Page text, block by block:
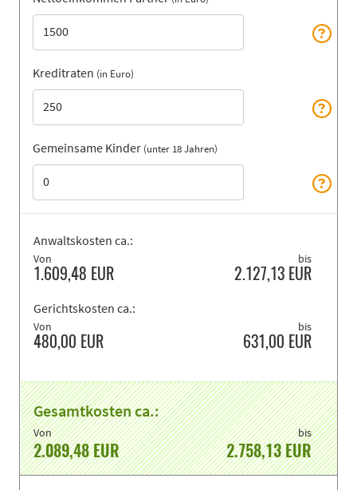
Kreditraten (in Euro)
Gemeinsame Kinder (unter 18 Jahren)
Anwaltskosten ca.:
Von
1.609,48 EUR
bis
2.127,13 EUR
Gerichtskosten ca.:
Von
480,00 EUR
bis
631,00 EUR
Gesamtkosten ca.:
Von
2.089,48EUR
bis
2.758,13EUR